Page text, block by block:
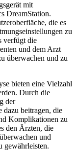
mit
DreamStation.
die es
zu
verfügt die
und dem Arzt
überwachen und zu
bieten eine Vielzahl
Durch die
der
dazu beitragen, die
Komplikationen zu
den Ärzten, die
und
gewährleisten.